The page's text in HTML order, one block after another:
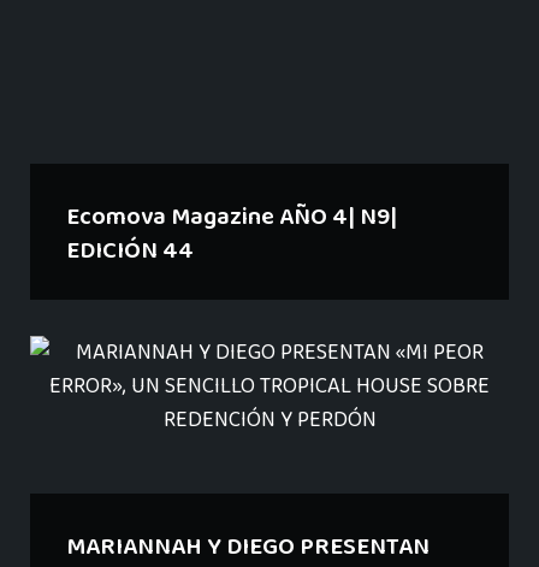
Ecomova Magazine AÑO 4| N9|
EDICIÓN 44
MARIANNAH Y DIEGO PRESENTAN